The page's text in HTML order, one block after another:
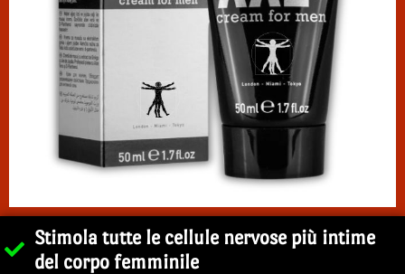
Stimola tutte le cellule nervose più intime
del corpo femminile